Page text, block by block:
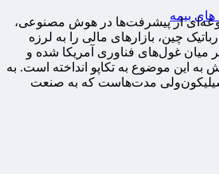
بیمهاز پیشرفت‌ها در هوش مصنوعی،
چین، بازارهای مالی را به لرزه
میان غول‌های فناوری آمریکا شده و
به این موضوع به تکاپو انداخته است. به
مدت‌هاست که به صنعت